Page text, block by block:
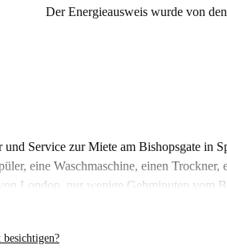
Der Energieausweis wurde von
Service zur Miete am Bishopsgate in
eine Waschmaschine, einen
London, nur wenige Gehminuten vom
Restaurants und Cafés in der Nähe
nicht besucht. Wir senden Homecheckers,